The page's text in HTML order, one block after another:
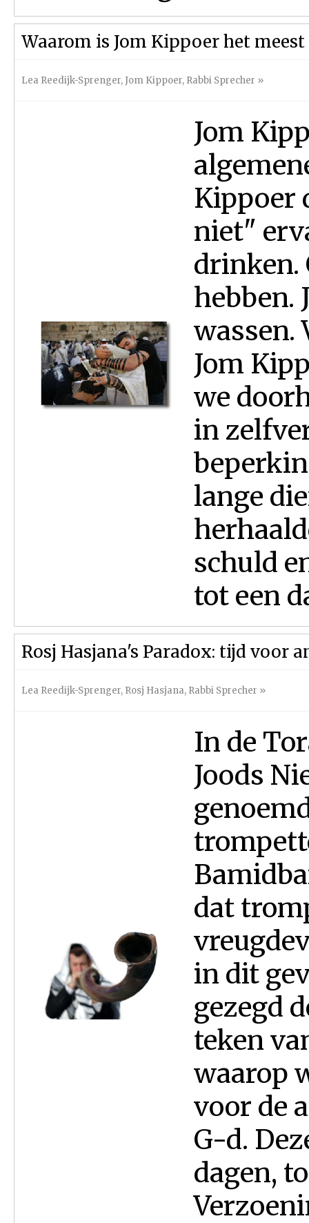
Waarom is Jom Kippoer het
Lea Reedijk-Sprenger, Jom Kippoer, Rabbi Sprecher »
Jom
Kippoer
niet"
drinken.
hebben.
wassen.
Jom
we
in
lange
schuld
tot een
Rosj Hasjana's Paradox: tijd voor
Lea Reedijk-Sprenger, Rosj Hasjana, Rabbi Sprecher »
In de
Joods
dat
in dit
gezegd
teken
waarop
voor de
G-d.
dagen,